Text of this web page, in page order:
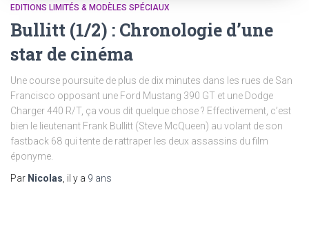
EDITIONS LIMITÉS & MODÈLES SPÉCIAUX
Bullitt (1/2) : Chronologie d’une
star de cinéma
Une course poursuite de plus de dix minutes dans les rues de San
Francisco opposant une Ford Mustang 390 GT et une Dodge
Charger 440 R/T, ça vous dit quelque chose ? Effectivement, c’est
bien le lieutenant Frank Bullitt (Steve McQueen) au volant de son
fastback 68 qui tente de rattraper les deux assassins du film
éponyme.
Par Nicolas , il y a 9 ans